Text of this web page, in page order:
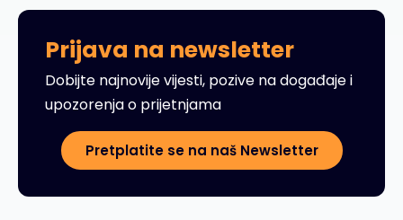
Prijava na newsletter
Dobijte najnovije vijesti, pozive na događaje i
upozorenja o prijetnjama
Pretplatite se na naš Newsletter